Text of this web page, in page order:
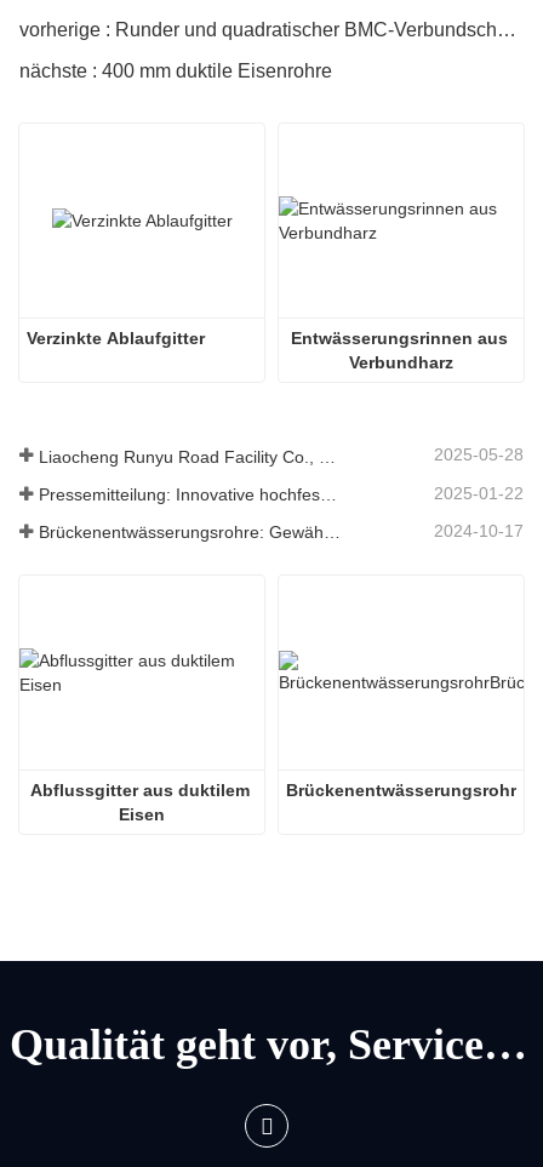
vorherige : Runder und quadratischer BMC-Verbundschachtdeckel
nächste : 400 mm duktile Eisenrohre
Verzinkte Ablaufgitter
Entwässerungsrinnen aus
Verbundharz
2025-05-28
2025-01-22
Brückenentwässerungsrohre: Gewährleistung eines effizienten Wassermanagements in der modernen Infrastruktur 2024-10-17
Abflussgitter aus duktilem
Eisen
Brückenentwässerungsrohr
Qualität geht vor, Service geht vor